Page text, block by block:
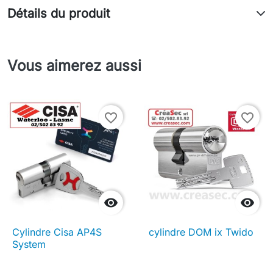
Détails du produit
Vous aimerez aussi

favorite_border
Cylindre Cisa AP4S
System

favorite_border
cylindre DOM ix Twido